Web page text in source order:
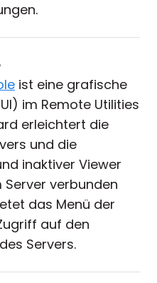
ist eine grafische
im Remote Utilities
erleichtert die
und die
inaktiver Viewer
verbunden
das Menü der
auf den
Servers.